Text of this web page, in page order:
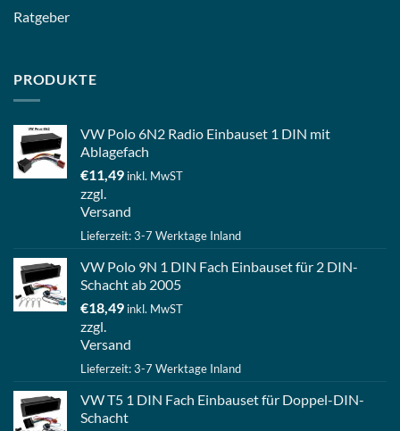
Ratgeber
PRODUKTE
VW Polo 6N2 Radio Einbauset 1 DIN mit
Ablagefach
€11,49 inkl. MwST
zzgl.
Versand
Lieferzeit: 3-7 Werktage Inland
VW Polo 9N 1 DIN Fach Einbauset für 2 DIN-
Schacht ab 2005
€18,49 inkl. MwST
zzgl.
Versand
Lieferzeit: 3-7 Werktage Inland
VW T5 1 DIN Fach Einbauset für Doppel-DIN-
Schacht